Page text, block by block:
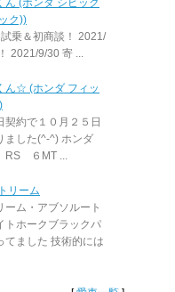
ん (ホンダ シビック
ク))
乗＆初商談！ 2021/
2021/9/30 寄 ...
ん☆ (ホンダ フィッ
契約で１０月２５日
ました(^-^) ホンダ
RS ６MT ...
リーム
ーム・アブソルート
トホークブラックパ
てました 技術的には